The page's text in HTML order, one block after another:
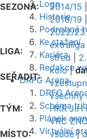
Logo
Historie
Podrobná
Ke stažení
Kariéra
Redakce
DRFG Arena
DRFG
Schéma
Plánek
Virtuální
SEZONA:
2014/15
2018/19
2022/23
LIGA:
extraliga
střed
SEŘADIT:
kolo|
TÝM:
všechny
HKR JIH
VRC
MÍSTO:
všude|